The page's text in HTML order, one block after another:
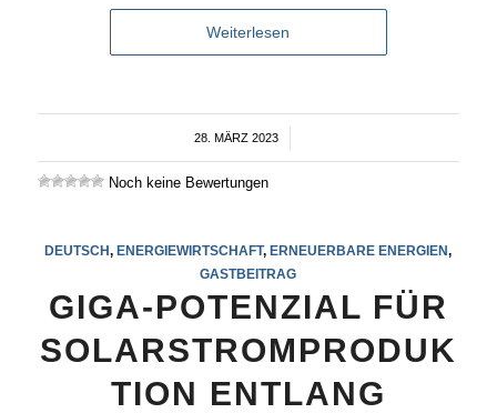
Weiterlesen
28. MÄRZ 2023
/
Noch keine Bewertungen
DEUTSCH,ENERGIEWIRTSCHAFT,ERNEUERBARE ENERGIEN,
GASTBEITRAG
GIGA-POTENZIAL FÜR
SOLARSTROMPRODUK
TION ENTLANG